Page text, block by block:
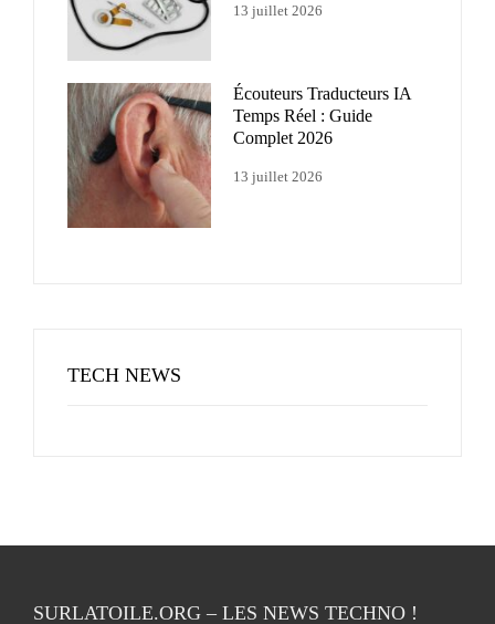
13 juillet 2026
Écouteurs Traducteurs IA
Temps Réel : Guide
Complet 2026
13 juillet 2026
TECH NEWS
SURLATOILE.ORG – LES NEWS TECHNO !